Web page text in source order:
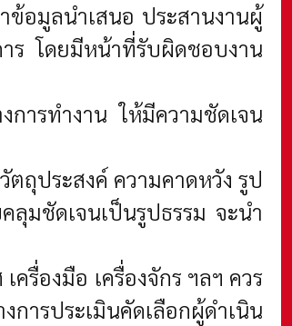
ข้อมูลนำเสนอ ประสานงานผู้
าร โดยมีหน้าที่รับผิดชอบงาน
ารทำงาน ให้มีความชัดเจน
ถุประสงค์ ความคาดหวัง รูป
มชัดเจนเป็นรูปธรรม จะนำ
รื่องมือ เครื่องจักร ฯลฯ ควร
ารประเมินคัดเลือกผู้ดำเนิน